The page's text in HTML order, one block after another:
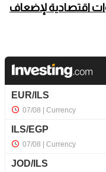
اقتصادية لإضعاف